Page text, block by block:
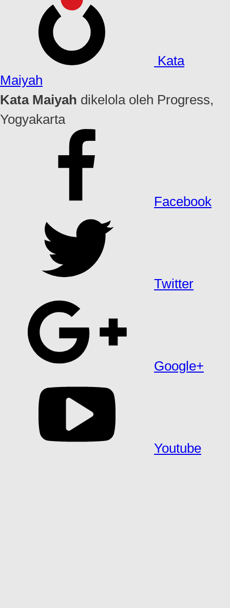
Kata
Maiyah
Kata Maiyah dikelola oleh Progress,
Yogyakarta
Facebook
Twitter
Google+
Youtube